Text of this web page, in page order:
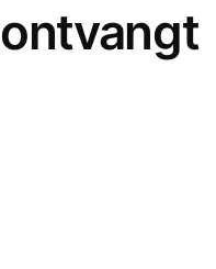
ontvangt